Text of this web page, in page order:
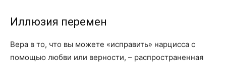
Иллюзия перемен
Вера в то, что вы можете «исправить» нарцисса с
помощью любви или верности, – распространенная